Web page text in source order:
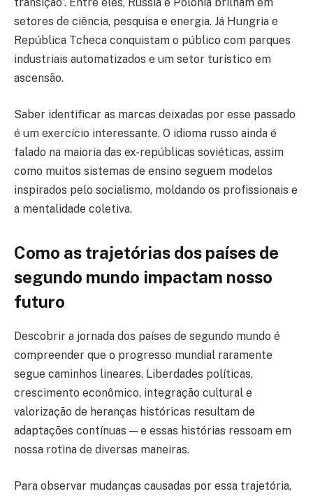
transição”. Entre eles, Rússia e Polônia brilham em
setores de ciência, pesquisa e energia. Já Hungria e
República Tcheca conquistam o público com parques
industriais automatizados e um setor turístico em
ascensão.
Saber identificar as marcas deixadas por esse passado
é um exercício interessante. O idioma russo ainda é
falado na maioria das ex-repúblicas soviéticas, assim
como muitos sistemas de ensino seguem modelos
inspirados pelo socialismo, moldando os profissionais e
a mentalidade coletiva.
Como as trajetórias dos países de
segundo mundo impactam nosso
futuro
Descobrir a jornada dos países de segundo mundo é
compreender que o progresso mundial raramente
segue caminhos lineares. Liberdades políticas,
crescimento econômico, integração cultural e
valorização de heranças históricas resultam de
adaptações contínuas — e essas histórias ressoam em
nossa rotina de diversas maneiras.
Para observar mudanças causadas por essa trajetória,